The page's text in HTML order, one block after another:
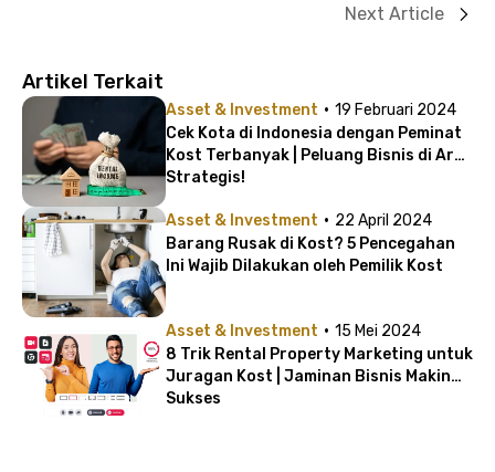
Next Article
Artikel Terkait
Asset & Investment · 19 Februari 2024
Cek Kota di Indonesia dengan Peminat
Kost Terbanyak | Peluang Bisnis di Area
Strategis!
Asset & Investment · 22 April 2024
Barang Rusak di Kost? 5 Pencegahan
Ini Wajib Dilakukan oleh Pemilik Kost
Asset & Investment · 15 Mei 2024
8 Trik Rental Property Marketing untuk
Juragan Kost | Jaminan Bisnis Makin
Sukses